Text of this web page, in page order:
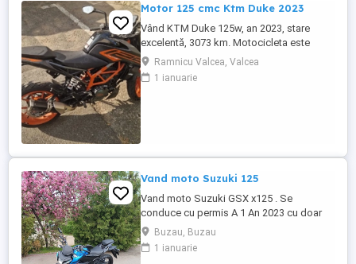
Motor 125 cmc Ktm Duke 2023
Vând KTM Duke 125w, an 2023, stare
excelentă, 3073 km. Motocicleta este
ideală pentru începători sau pentru oraș.
Fără daune, lovituri!
Ramnicu Valcea, Valcea
1 ianuarie
Vand moto Suzuki 125
Vand moto Suzuki GSX x125 . Se
conduce cu permis A 1 An 2023 cu doar
5000km Stare impecabila , fara cazaturi
ITP valabil pana in noiembrie 2027 Revizii
si schimb de ulei in service autorizat
Buzau, Buzau
1 ianuarie